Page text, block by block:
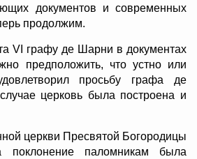
документов и современных
продолжим.
VI графу де Шарни в документах
предположить, что устно или
просьбу графа де
церковь была построена и
церкви Пресвятой Богородицы
поклонение паломникам была